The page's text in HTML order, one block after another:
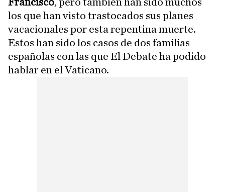
los que han visto trastocados sus planes
vacacionales por esta repentina muerte.
Estos han sido los casos de dos familias
españolas con las que El Debate ha podido
hablar en el Vaticano.